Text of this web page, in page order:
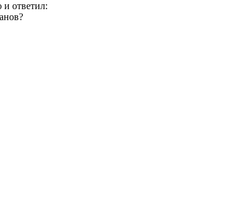
и ответил: